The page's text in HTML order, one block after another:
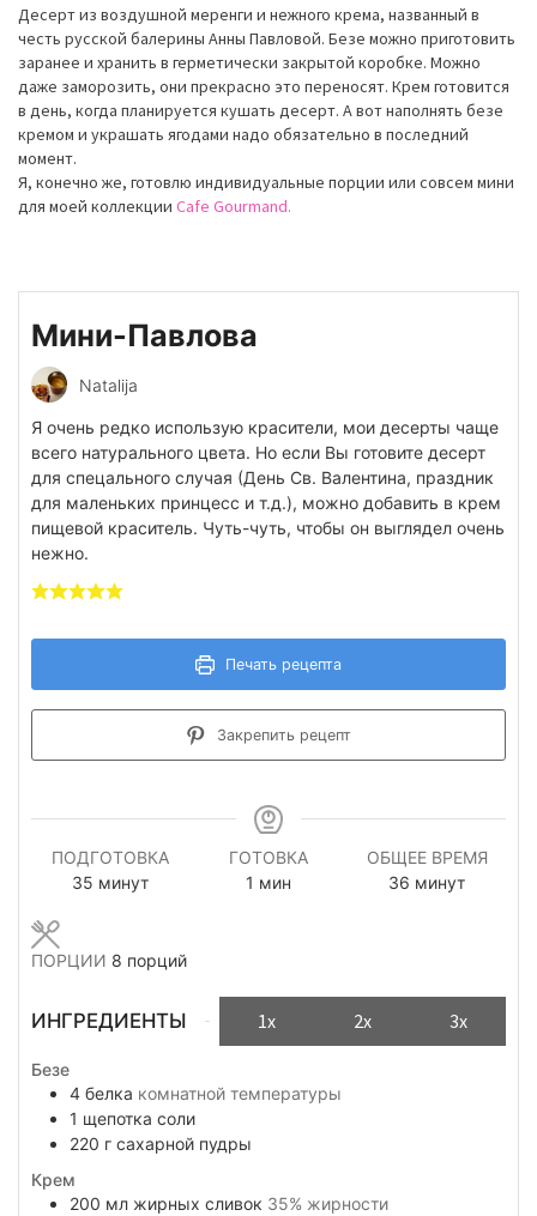
Десерт из воздушной меренги и нежного крема, названный в
честь русской балерины Анны Павловой. Безе можно приготовить
заранее и хранить в герметически закрытой коробке. Можно
даже заморозить, они прекрасно это переносят. Крем готовится
в день, когда планируется кушать десерт. А вот наполнять безе
кремом и украшать ягодами надо обязательно в последний
момент.
Я, конечно же, готовлю индивидуальные порции или совсем мини
для моей коллекции Cafe Gourmand.
Мини-Павлова
Natalija
Я очень редко использую красители, мои десерты чаще
всего натурального цвета. Но если Вы готовите десерт
для спецального случая (День Св. Валентина, праздник
для маленьких принцесс и т.д.), можно добавить в крем
пищевой краситель. Чуть-чуть, чтобы он выглядел очень
нежно.
Печать рецепта
Закрепить рецепт
ПОДГОТОВКА
35 минуты
минут
ГОТОВКА
1 минута
мин
ОБЩЕЕ ВРЕМЯ
36 минуты
минут
ПОРЦИИ 8 порций
ИНГРЕДИЕНТЫ 1x 2x 3x
Безе
4 белка комнатной температуры
1 щепотка соли
220 г сахарной пудры
Крем
200 мл жирных сливок 35% жирности